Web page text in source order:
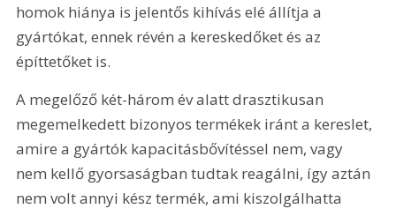
homok hiánya is jelentős kihívás elé állítja a
gyártókat, ennek révén a kereskedőket és az
építtetőket is.
A megelőző két-három év alatt drasztikusan
megemelkedett bizonyos termékek iránt a kereslet,
amire a gyártók kapacitásbővítéssel nem, vagy
nem kellő gyorsaságban tudtak reagálni, így aztán
nem volt annyi kész termék, ami kiszolgálhatta